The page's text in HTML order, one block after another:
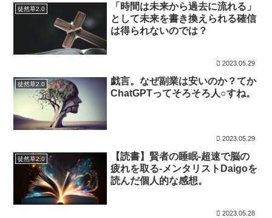
徒然草2.0
「時間は未来から過去に流れる」
として未来を書き換えられる確信
は得られないのでは？
2023.05.29
徒然草2.0
戯言。なぜ副業は安いのか？てか
ChatGPTってそろそろ人○すね。
2023.05.29
徒然草2.0
【読書】賢者の睡眠-超速で脳の
疲れを取る-メンタリストDaigoを
読んだ個人的な感想。
2023.05.28